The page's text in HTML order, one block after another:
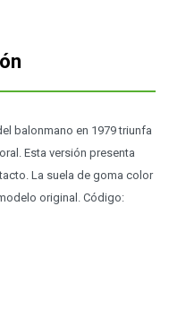
balonmano en 1979 triunfa
Esta versión presenta
La suela de goma color
original. Código: